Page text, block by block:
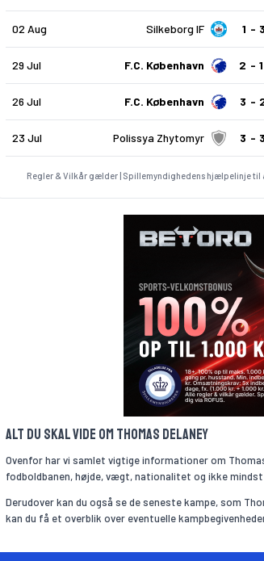
02 Aug Silkeborg IF 1 3
29 Jul F.C. København 2 1
26 Jul F.C. København 3
23 Jul Polissya Zhytomyr 3 3
Regler & Vilkår gælder | Spillemyndighedens hjælpelinje til
Alt du skal vide om Thomas Delaney
Ovenfor har vi samlet vigtige informationer om
fodboldbanen, højde, vægt, nationalitet og ikke mindst
Derudover kan du også se de seneste kampe, som
kan du få et overblik over eventuelle